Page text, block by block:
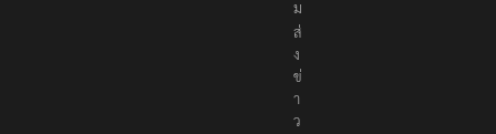
ง
ค
ม
ส่
ง
ข่